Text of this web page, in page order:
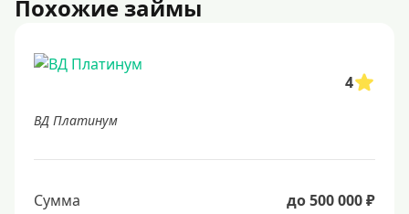
Похожие займы
4
ВД Платинум
Сумма
до 500 000 ₽